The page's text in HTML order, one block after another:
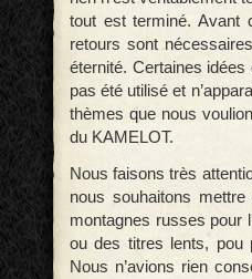
tout est terminé. Avant
retours sont
éternité. Certaines idées
pas été utilisé et
thèmes que nous
du KAMELOT.
Nous faisons très
nous souhaitons
montagnes russes pour
ou des titres lents, pou
Nous n’avions rien